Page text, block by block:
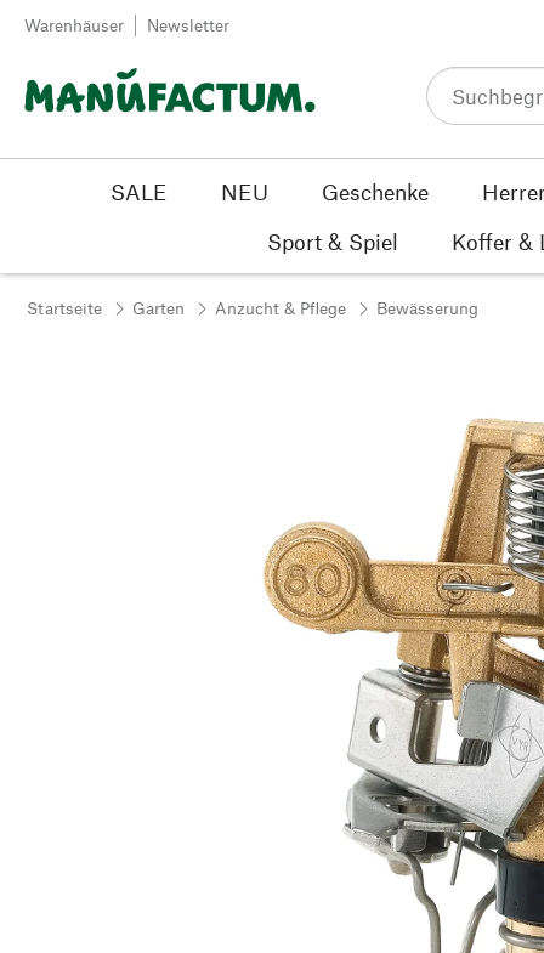
Zum Inhalt springen
Warenhäuser Newsletter
SALE NEU Geschenke
Sport & Spiel
Koffer &
Startseite Garten Anzucht & Pflege Bewässerung